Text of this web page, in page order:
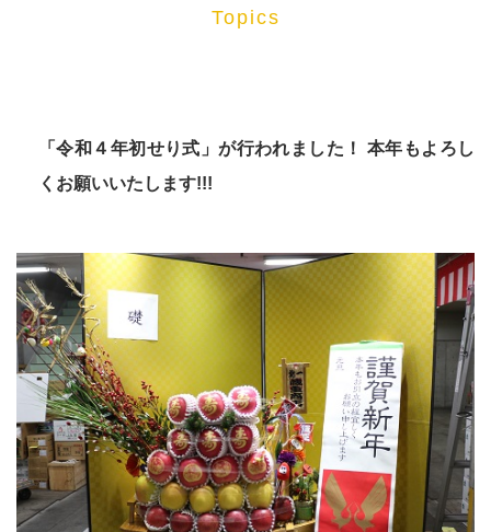
Topics
「令和４年初せり式」が行われました！ 本年もよろし
くお願いいたします!!!